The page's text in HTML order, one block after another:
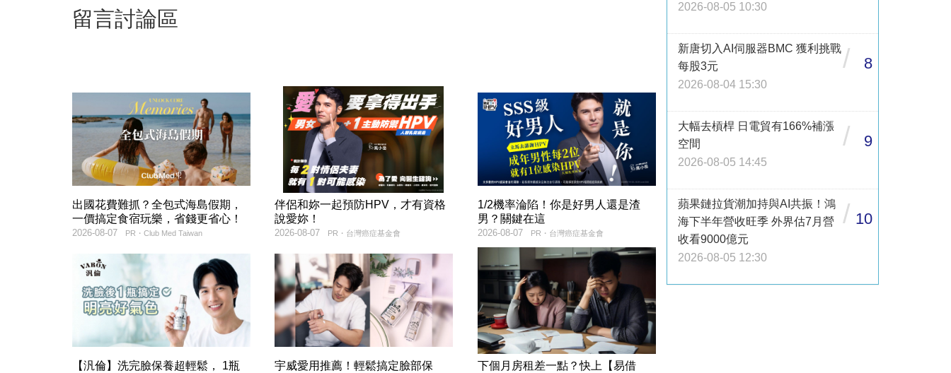
留言討論區
出國花費難抓？全包式海島假期，
一價搞定食宿玩樂，省錢更省心！
PR・Club Med Taiwan
2026-08-07
伴侶和妳一起預防HPV，才有資格
說愛妳！
PR・台灣癌症基金會
2026-08-07
1/2機率淪陷！你是好男人還是渣
男？關鍵在這
PR・台灣癌症基金會
2026-08-07
【汎倫】洗完臉保養超輕鬆， 1瓶
宇威愛用推薦！輕鬆搞定臉部保
下個月房租差一點？快上【易借
2026-08-05 10:30
新唐切入AI伺服器BMC 獲利挑戰
每股3元
2026-08-04 15:30
/ 8
大幅去槓桿 日電貿有166%補漲
空間
2026-08-05 14:45
/ 9
蘋果鏈拉貨潮加持與AI共振！鴻
海下半年營收旺季 外界估7月營
收看9000億元
2026-08-05 12:30
/ 10